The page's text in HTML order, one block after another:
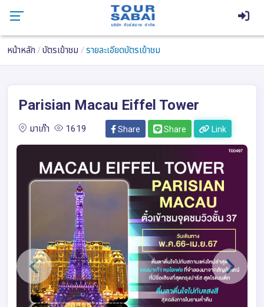
หน้าหลัก บัตรเข้าชม รายละเอียดบัตรเข้าชม
Parisian Macau Eiffel Tower
มาเก๊า 1619 Share Share Link